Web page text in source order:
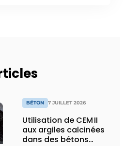
BÉTON 7 JUILLET 2026
Utilisation de CEM II
aux argiles calcinées
dans des bétons